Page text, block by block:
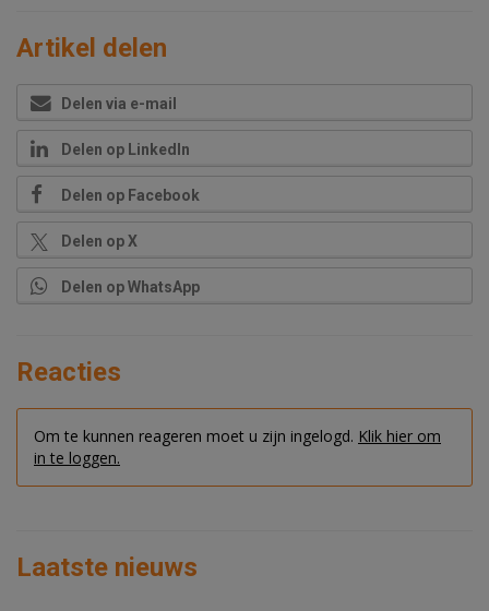
Artikel delen
Delen via e-mail
Delen op LinkedIn
Delen op Facebook
Delen op X
Delen op WhatsApp
Reacties
Om te kunnen reageren moet u zijn ingelogd. Klik hier om
in te loggen.
Laatste nieuws